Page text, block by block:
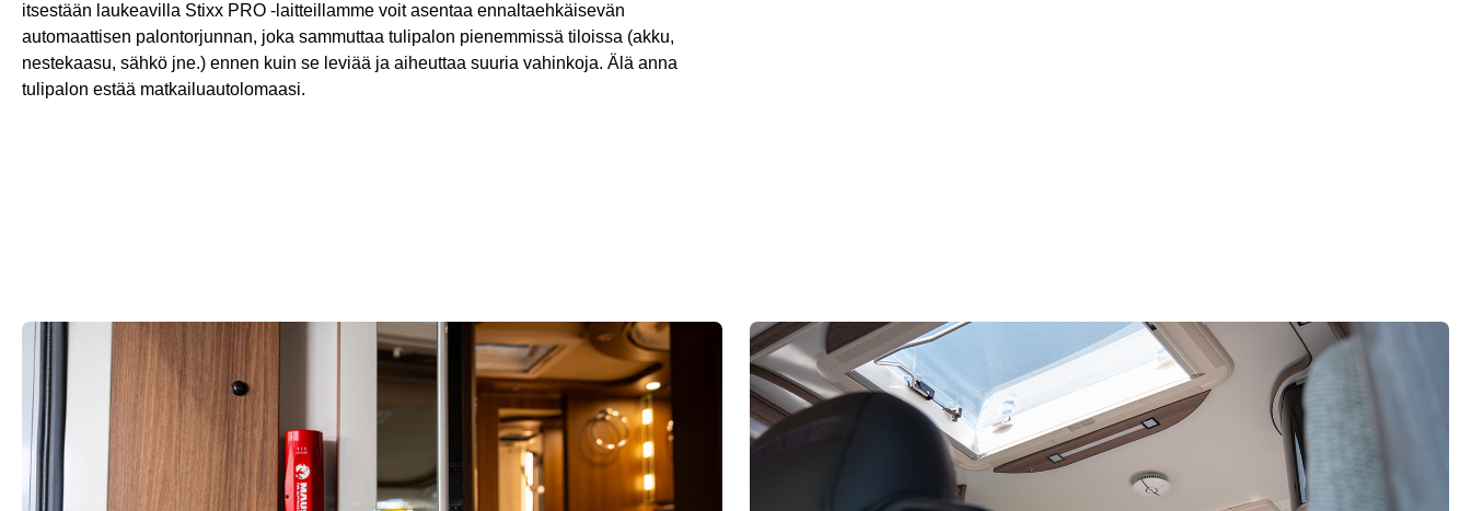
itsestään laukeavilla Stixx PRO -laitteillamme voit asentaa ennaltaehkäisevän
automaattisen palontorjunnan, joka sammuttaa tulipalon pienemmissä tiloissa (akku,
nestekaasu, sähkö jne.) ennen kuin se leviää ja aiheuttaa suuria vahinkoja. Älä anna
tulipalon estää matkailuautolomaasi.